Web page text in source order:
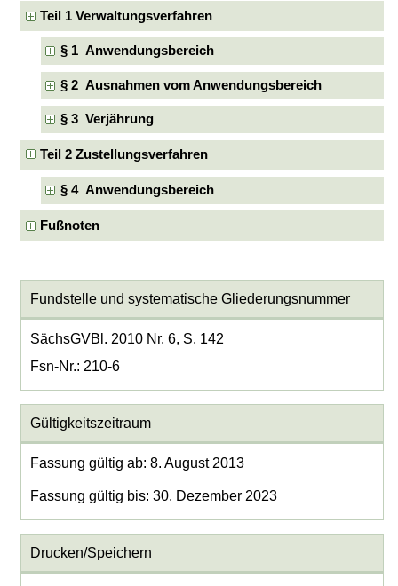
Teil 1 Verwaltungsverfahren
§ 1 Anwendungsbereich
§ 2 Ausnahmen vom Anwendungsbereich
§ 3 Verjährung
Teil 2 Zustellungsverfahren
§ 4 Anwendungsbereich
Fußnoten
Fundstelle und systematische Gliederungsnummer
SächsGVBl. 2010 Nr. 6, S. 142
Fsn-Nr.: 210-6
Gültigkeitszeitraum
Fassung gültig ab: 8. August 2013
Fassung gültig bis: 30. Dezember 2023
Drucken/Speichern